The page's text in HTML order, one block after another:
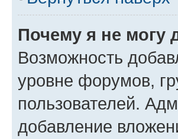
Почему я не могу
Возможность
уровне форумов,
пользователей.
добавление